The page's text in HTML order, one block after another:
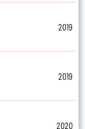
2019
2019
2020